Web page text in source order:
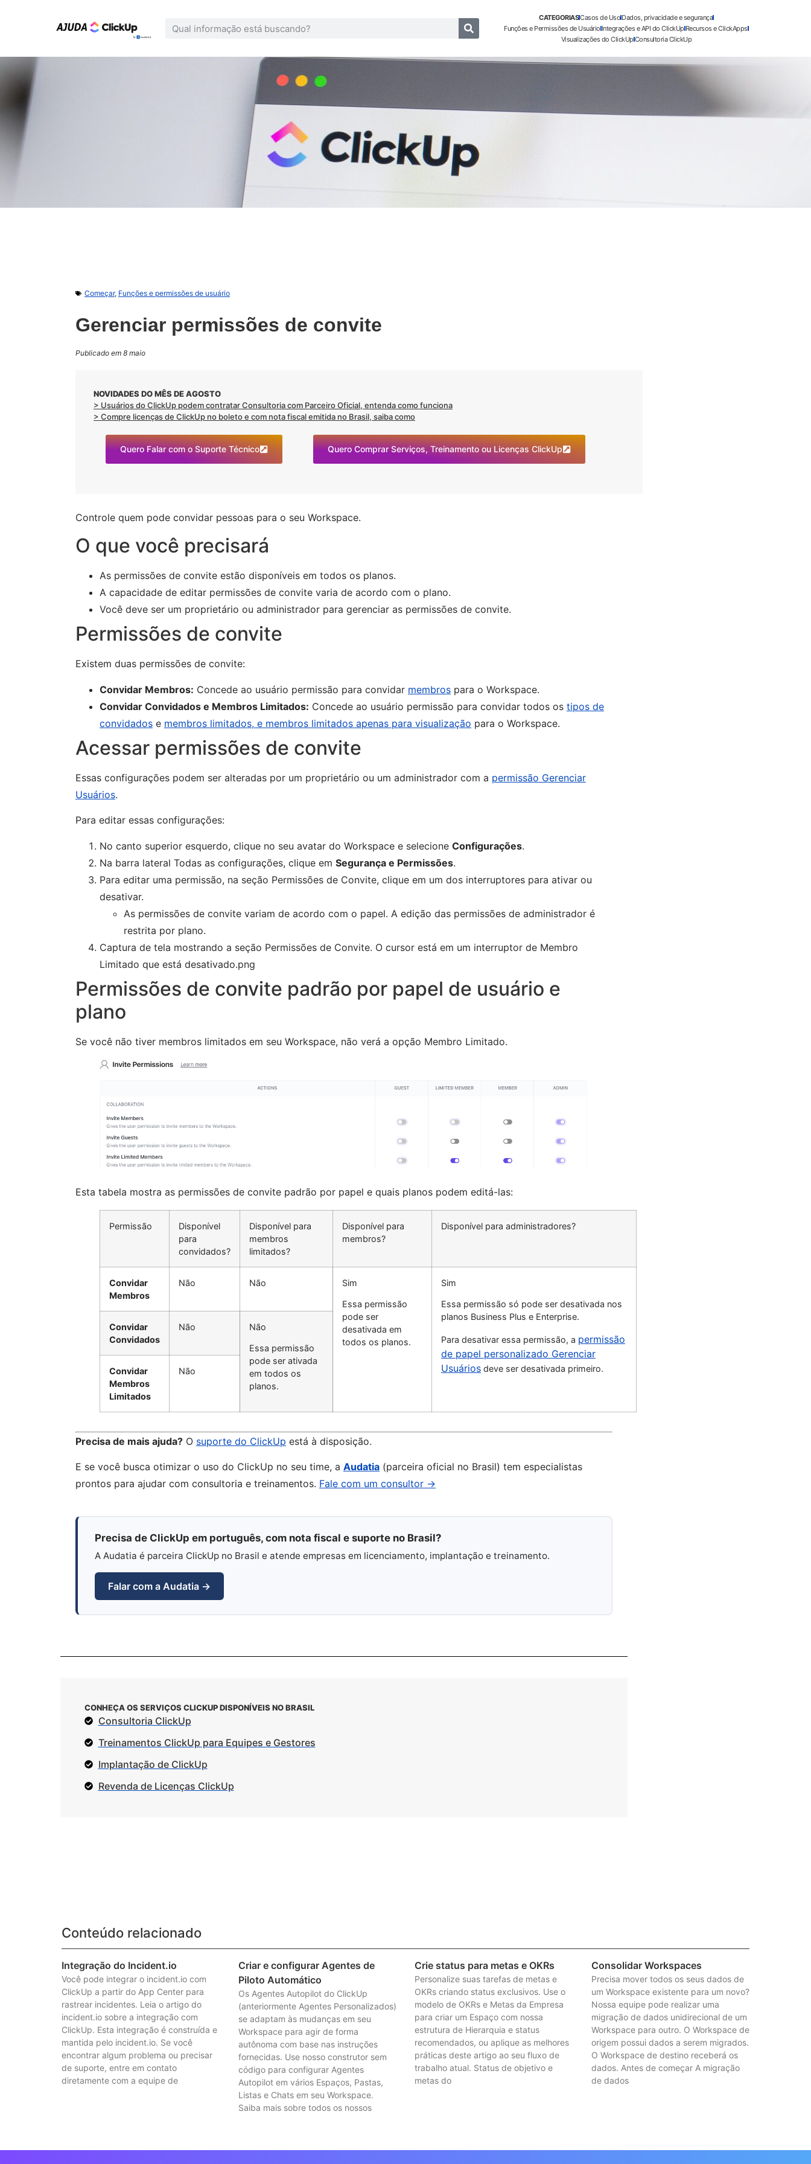
CATEGORIASCasos de Uso Dados, privacidade e segurança
Funções e Permissões de UsuárioIntegrações e API do ClickUpRecursos e ClickApps
Visualizações do ClickUpConsultoria ClickUp
Começar, Funções e permissões de usuário
Gerenciar permissões de convite
Publicado em 8 maio
NOVIDADES DO MÊS DE AGOSTO
> Usuários do ClickUp podem contratar Consultoria com Parceiro Oficial, entenda como funciona
> Compre licenças de ClickUp no boleto e com nota fiscal emitida no Brasil, saiba como
Quero Falar com o Suporte Técnico Quero Comprar Serviços, Treinamento ou Licenças ClickUp
Controle quem pode convidar pessoas para o seu Workspace.
O que você precisará
As permissões de convite estão disponíveis em todos os planos.
A capacidade de editar permissões de convite varia de acordo com o plano.
Você deve ser um proprietário ou administrador para gerenciar as permissões de convite.
Permissões de convite
Existem duas permissões de convite:
Convidar Membros: Concede ao usuário permissão para convidar membros para o Workspace.
Convidar Convidados e Membros Limitados: Concede ao usuário permissão para convidar todos os tipos de
convidados e membros limitados, e membros limitados apenas para visualização para o Workspace.
Acessar permissões de convite
Essas configurações podem ser alteradas por um proprietário ou um administrador com a permissão Gerenciar
Usuários.
Para editar essas configurações:
No canto superior esquerdo, clique no seu avatar do Workspace e selecione Configurações.
Na barra lateral Todas as configurações, clique em Segurança e Permissões.
Para editar uma permissão, na seção Permissões de Convite, clique em um dos interruptores para ativar ou
desativar.
As permissões de convite variam de acordo com o papel. A edição das permissões de administrador é
restrita por plano.
Captura de tela mostrando a seção Permissões de Convite. O cursor está em um interruptor de Membro
Limitado que está desativado.png
Permissões de convite padrão por papel de usuário e
plano
Se você não tiver membros limitados em seu Workspace, não verá a opção Membro Limitado.
Esta tabela mostra as permissões de convite padrão por papel e quais planos podem editá-las:
Permissão
Disponível
para
convidados?
Disponível para
membros
limitados?
Disponível para
membros?
Disponível para administradores?
Convidar
Membros
Não Não Sim
Essa permissão
pode ser
desativada em
todos os planos.
Sim
Essa permissão só pode ser desativada nos
planos Business Plus e Enterprise.
Para desativar essa permissão, a permissão
de papel personalizado Gerenciar
Usuários deve ser desativada primeiro.
Convidar
Convidados
Não Não
Essa permissão
pode ser ativada
em todos os
planos.
Convidar
Membros
Limitados
Não
Precisa de mais ajuda? O suporte do ClickUp está à disposição.
E se você busca otimizar o uso do ClickUp no seu time, a Audatia (parceira oficial no Brasil) tem especialistas
prontos para ajudar com consultoria e treinamentos. Fale com um consultor →
Precisa de ClickUp em português, com nota fiscal e suporte no Brasil?
A Audatia é parceira ClickUp no Brasil e atende empresas em licenciamento, implantação e treinamento.
Falar com a Audatia →
CONHEÇA OS SERVIÇOS CLICKUP DISPONÍVEIS NO BRASIL
Consultoria ClickUp
Treinamentos ClickUp para Equipes e Gestores
Implantação de ClickUp
Revenda de Licenças ClickUp
Conteúdo relacionado
Integração do Incident.io
Você pode integrar o incident.io com
ClickUp a partir do App Center para
rastrear incidentes. Leia o artigo do
incident.io sobre a integração com
ClickUp. Esta integração é construída e
mantida pelo incident.io. Se você
encontrar algum problema ou precisar
de suporte, entre em contato
diretamente com a equipe de
Criar e configurar Agentes de
Piloto Automático
Os Agentes Autopilot do ClickUp
(anteriormente Agentes Personalizados)
se adaptam às mudanças em seu
Workspace para agir de forma
autônoma com base nas instruções
fornecidas. Use nosso construtor sem
código para configurar Agentes
Autopilot em vários Espaços, Pastas,
Listas e Chats em seu Workspace.
Saiba mais sobre todos os nossos
Crie status para metas e OKRs
Personalize suas tarefas de metas e
OKRs criando status exclusivos. Use o
modelo de OKRs e Metas da Empresa
para criar um Espaço com nossa
estrutura de Hierarquia e status
recomendados, ou aplique as melhores
práticas deste artigo ao seu fluxo de
trabalho atual. Status de objetivo e
metas do
Consolidar Workspaces
Precisa mover todos os seus dados de
um Workspace existente para um novo?
Nossa equipe pode realizar uma
migração de dados unidirecional de um
Workspace para outro. O Workspace de
origem possui dados a serem migrados.
O Workspace de destino receberá os
dados. Antes de começar A migração
de dados